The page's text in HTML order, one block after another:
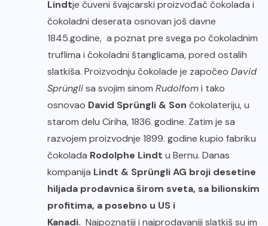
Lindtje čuveni švajcarski proizvođač čokolada i
čokoladni deserata osnovan još davne
1845.godine, a poznat pre svega po čokoladnim
truflima i čokoladni štanglicama, pored ostalih
slatkiša. Proizvodnju čokolade je započeo David
Sprünglisa svojim sinom Rudolfomi tako
osnovao David Sprüngli & Son čokolateriju, u
starom delu Ciriha, 1836. godine. Zatim je sa
razvojem proizvodnje 1899. godine kupio fabriku
čokolada Rodolphe Lindt u Bernu. Danas
kompanija Lindt & Sprüngli AG broji desetine
hiljada prodavnica širom sveta, sa bilionskim
profitima, a posebno u US i
Kanadi. Najpoznatiji i najprodavaniji slatkiš su im